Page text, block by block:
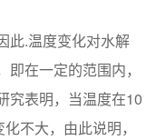
.温度变化对水解
在一定的范围内，
究表明，当温度在10
不大，由此说明，